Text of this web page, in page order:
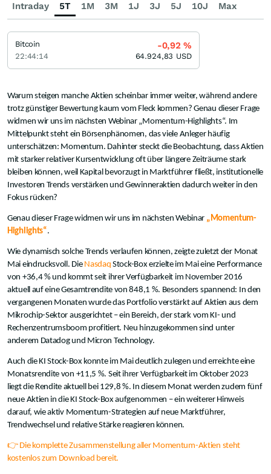
Warum steigen manche Aktien scheinbar immer weiter, während andere
trotz günstiger Bewertung kaum vom Fleck kommen? Genau dieser Frage
widmen wir uns im nächsten Webinar „Momentum-Highlights“. Im
Mittelpunkt steht ein Börsenphänomen, das viele Anleger häufig
unterschätzen: Momentum. Dahinter steckt die Beobachtung, dass Aktien
mit starker relativer Kursentwicklung oft über längere Zeiträume stark
bleiben können, weil Kapital bevorzugt in Marktführer fließt, institutionelle
Investoren Trends verstärken und Gewinneraktien dadurch weiter in den
Fokus rücken?
Genau dieser Frage widmen wir uns im nächsten Webinar „Momentum-
Highlights“.
Wie dynamisch solche Trends verlaufen können, zeigte zuletzt der Monat
Mai eindrucksvoll. Die Nasdaq Stock-Box erzielte im Mai eine Performance
von +36,4 % und kommt seit ihrer Verfügbarkeit im November 2016
aktuell auf eine Gesamtrendite von 848,1 %. Besonders spannend: In den
vergangenen Monaten wurde das Portfolio verstärkt auf Aktien aus dem
Mikrochip-Sektor ausgerichtet – ein Bereich, der stark vom KI- und
Rechenzentrumsboom profitiert. Neu hinzugekommen sind unter
anderem Datadog und Micron Technology.
Auch die KI Stock-Box konnte im Mai deutlich zulegen und erreichte eine
Monatsrendite von +11,5 %. Seit ihrer Verfügbarkeit im Oktober 2023
liegt die Rendite aktuell bei 129,8 %. In diesem Monat werden zudem fünf
neue Aktien in die KI Stock-Box aufgenommen – ein weiterer Hinweis
darauf, wie aktiv Momentum-Strategien auf neue Marktführer,
Trendwechsel und relative Stärke reagieren können.
👉 Die komplette Zusammenstellung aller Momentum-Aktien steht
kostenlos zum Download bereit.
Intraday 5T 1M 3M 1J 3J 5J 10J Max
Bitcoin
22:44:14
-0,92%
64.924,83 USD